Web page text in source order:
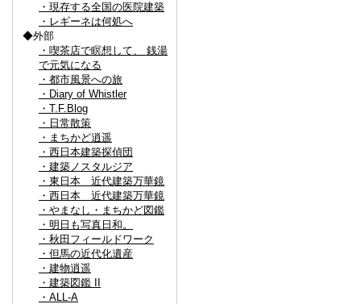
・現存する全国の医院建築
・レギーネは何処へ
◆外部
・喫茶店で瞑想して、 銭湯
で元気になる
・都市風景への旅
・Diary of Whistler
・T.F.Blog
・日常散策
・まちかど逍遥
・西日本建築探偵団
・建築ノスタルジア
・東日本 近代建築万華鏡
・西日本 近代建築万華鏡
・やまなし・まちかど図鑑
・明日も写真日和。
・秋田フィールドワーク
・但馬の近代化遺産
・建物逍遥
・建築図鑑 II
・ALL-A